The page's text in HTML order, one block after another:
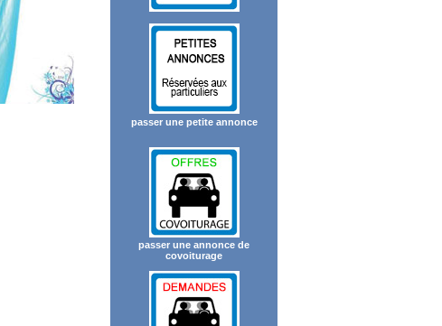
passer une petite annonce
passer une annonce de
covoiturage